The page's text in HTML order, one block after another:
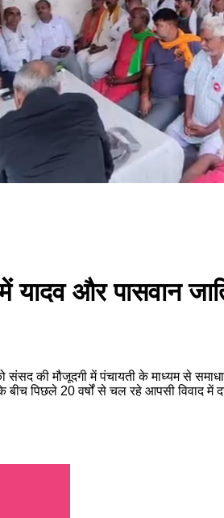
में यादव और पासवान
संसद की मौजूदगी में पंचायती के माध्यम से
बीच पिछले 20 वर्षों से चल रहे आपसी विवाद में